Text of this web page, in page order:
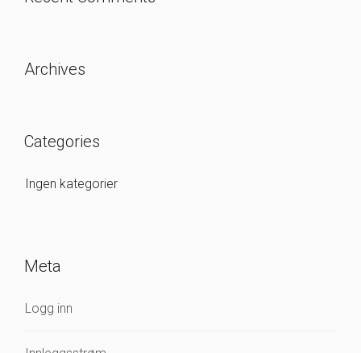
Archives
Categories
Ingen kategorier
Meta
Logg inn